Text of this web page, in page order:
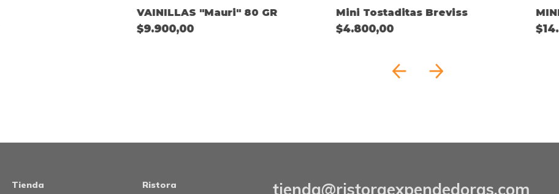
VAINILLAS "Mauri" 80 GR
$9.900,00
Mini Tostaditas Breviss
$4.800,00
Tienda Ristora tienda@ristoraexpendedoras.com